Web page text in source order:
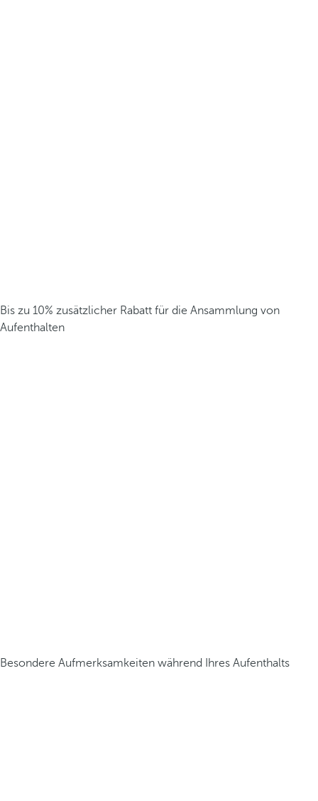
Bis zu 10% zusätzlicher Rabatt für die Ansammlung von
Aufenthalten
Besondere Aufmerksamkeiten während Ihres Aufenthalts